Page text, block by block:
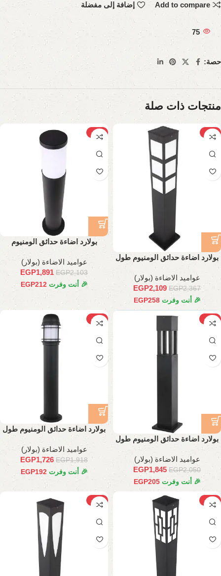
Add to compare إضافة إلى مفضلة
75
حصة:
منتجات ذات صلة
-11%
بولارد اضاءة حدائق الومنيوم طول
عواميد الاضاءة (بولار)
EGP2,367
EGP2,109
🎉 أنت وفرت EGP258
-10%
بولارد اضاءة حدائق الومنيوم
عواميد الاضاءة (بولار)
EGP2,103
EGP1,891
🎉 أنت وفرت EGP212
-10%
بولارد اضاءة حدائق الومنيوم طول
عواميد الاضاءة (بولار)
EGP2,050
EGP1,845
🎉 أنت وفرت EGP205
-10%
بولارد اضاءة حدائق الومنيوم طول
عواميد الاضاءة (بولار)
EGP1,918
EGP1,726
🎉 أنت وفرت EGP192
-10%
-10%